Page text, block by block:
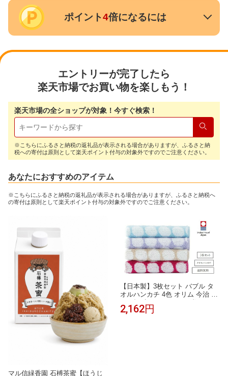
ポイント4倍になるには
エントリーが完了したら
楽天市場でお買い物を楽しもう！
楽天市場の全ショップが対象！今すぐ検索！
検索
※こちらにふるさと納税の返礼品が表示される場合がありますが、ふるさと納
税への寄付は原則として楽天ポイント付与の対象外ですのでご注意ください。
あなたにおすすめのアイテム
※こちらにふるさと納税の返礼品が表示される場合がありますが、ふるさと納税へ
の寄付は原則として楽天ポイント付与の対象外ですのでご注意ください。
マル信緑香園 石榑茶蜜【ほうじ
【日本製】3枚セット バブル タ
オルハンカチ 4色 オリム 今治 ド
ル たおる ハンカチ はんかち コ
2,162円